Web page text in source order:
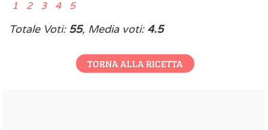
1 2 3 4 5
Totale Voti: 55, Media voti: 4.5
TORNA ALLA RICETTA